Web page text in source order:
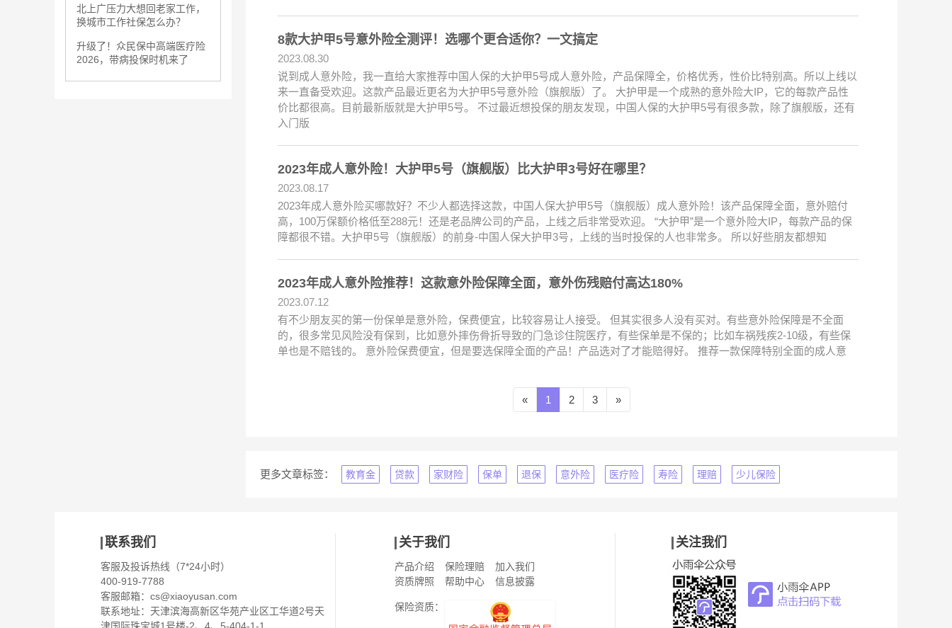
北上广压力大想回老家工作，
换城市工作社保怎么办？
升级了！众民保中高端医疗险
2026，带病投保时机来了
8款大护甲5号意外险全测评！选哪个更合适你？一文搞定
2023.08.30
说到成人意外险，我一直给大家推荐中国人保的大护甲5号成人意外险，产品保障全，价格优秀，性价比特别高。所以上线以
来一直备受欢迎。这款产品最近更名为大护甲5号意外险（旗舰版）了。 大护甲是一个成熟的意外险大IP，它的每款产品性
价比都很高。目前最新版就是大护甲5号。 不过最近想投保的朋友发现，中国人保的大护甲5号有很多款，除了旗舰版，还有
入门版
2023年成人意外险！大护甲5号（旗舰版）比大护甲3号好在哪里？
2023.08.17
2023年成人意外险买哪款好？不少人都选择这款，中国人保大护甲5号（旗舰版）成人意外险！该产品保障全面，意外赔付
高，100万保额价格低至288元！还是老品牌公司的产品，上线之后非常受欢迎。 “大护甲”是一个意外险大IP，每款产品的保
障都很不错。大护甲5号（旗舰版）的前身-中国人保大护甲3号，上线的当时投保的人也非常多。 所以好些朋友都想知
2023年成人意外险推荐！这款意外险保障全面，意外伤残赔付高达180%
2023.07.12
有不少朋友买的第一份保单是意外险，保费便宜，比较容易让人接受。 但其实很多人没有买对。有些意外险保障是不全面
的，很多常见风险没有保到，比如意外摔伤骨折导致的门急诊住院医疗，有些保单是不保的；比如车祸残疾2-10级，有些保
单也是不赔钱的。 意外险保费便宜，但是要选保障全面的产品！产品选对了才能赔得好。 推荐一款保障特别全面的成人意
« 1 2 3 »
更多文章标签： 教育金 贷款 家财险 保单 退保 意外险 医疗险 寿险 理赔 少儿保险
联系我们
客服及投诉热线（7*24小时）
400-919-7788
客服邮箱： cs@xiaoyusan.com
联系地址：天津滨海高新区华苑产业区工华道2号天
关于我们
产品介绍 保险理赔
加入我们
资质牌照
帮助中心 信息披露
保险资质：
关注我们